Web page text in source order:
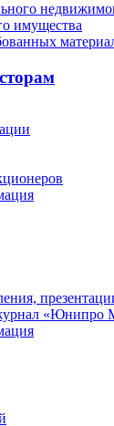
имущества
«Юнипро